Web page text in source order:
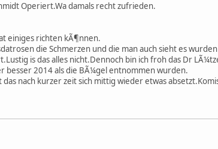
Operiert.Wa damals recht zufrieden.
einiges richten kÃ¶nnen.
die Schmerzen und die man auch sieht es
is das alles nicht.Dennoch bin ich froh das Dr
besser 2014 als die BÃ¼gel entnommen wurden.
nach kurzer zeit sich mittig wieder etwas